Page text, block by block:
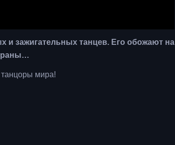
и зажигательных танцев. Его обожают на
мира!